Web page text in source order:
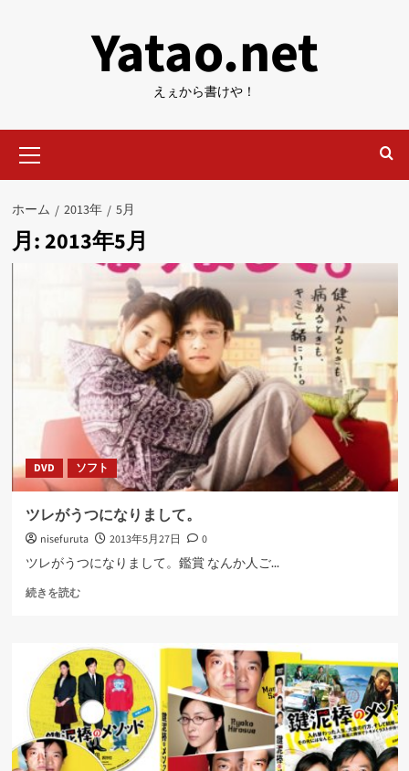
Yatao.net
えぇから書けや！
イ
ン
ニ
ュ
ホーム 2013年 5月
月:2013年5月
DVD ソフト
ツレがうつになりまして。
nisefuruta 2013年5月27日
0
ツレがうつになりまして。鑑賞 なんか人ご...
続きを読むツ
つ
に
な
り
ま
し
て。